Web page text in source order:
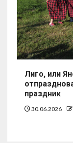
Лиго, или
праздник
30.06.2026